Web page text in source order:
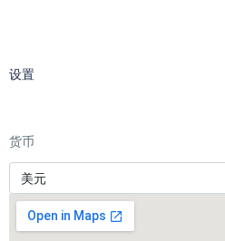
设置
货币